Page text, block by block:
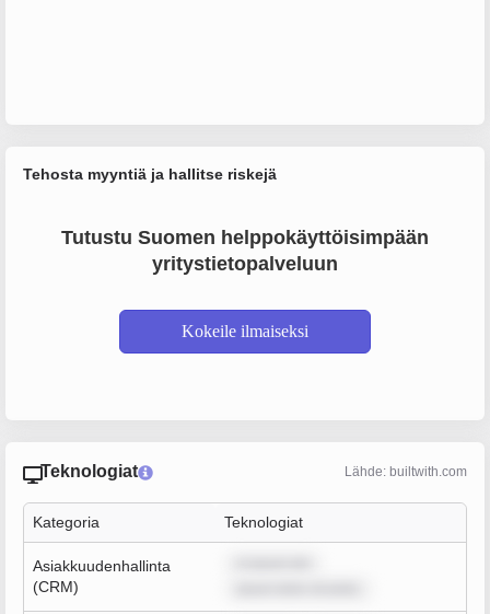
Tehosta myyntiä ja hallitse riskejä
Tutustu Suomen helppokäyttöisimpään
yritystietopalveluun
Kokeile ilmaiseksi
Teknologiat Lähde: builtwith.com
Kategoria Teknologiat
Asiakkuudenhallinta
(CRM)